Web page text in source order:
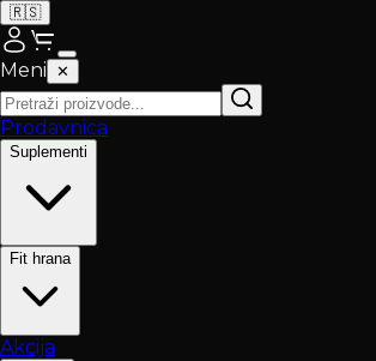
🇷🇸
Meni ✕
Prodavnica
Suplementi
Fit hrana
Akcija